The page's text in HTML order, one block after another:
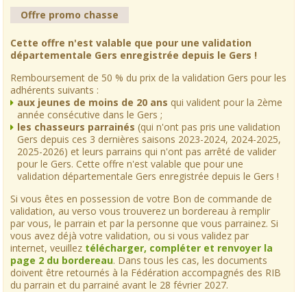
Offre promo chasse
Cette offre n'est valable que pour une validation
départementale Gers enregistrée depuis le Gers !
Remboursement de 50 % du prix de la validation Gers pour les
adhérents suivants :
aux jeunes de moins de 20 ans qui valident pour la 2ème
année consécutive dans le Gers ;
les chasseurs parrainés (qui n'ont pas pris une validation
Gers depuis ces 3 dernières saisons 2023-2024, 2024-2025,
2025-2026) et leurs parrains qui n'ont pas arrêté de valider
pour le Gers. Cette offre n'est valable que pour une
validation départementale Gers enregistrée depuis le Gers !
Si vous êtes en possession de votre Bon de commande de
validation, au verso vous trouverez un bordereau à remplir
par vous, le parrain et par la personne que vous parrainez. Si
vous avez déjà votre validation, ou si vous validez par
internet, veuillez télécharger, compléter et renvoyer la
page 2 du bordereau. Dans tous les cas, les documents
doivent être retournés à la Fédération accompagnés des RIB
du parrain et du parrainé avant le 28 février 2027.